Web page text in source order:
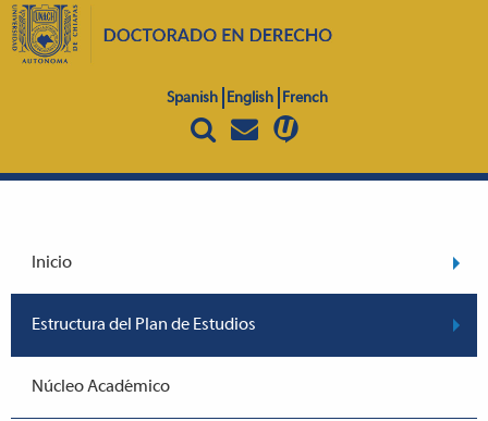
Spanish English French
Inicio
Estructura del Plan de Estudios
Núcleo Académico